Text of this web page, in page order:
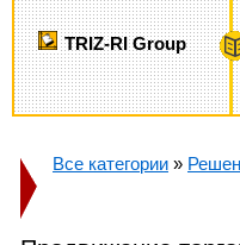
TRIZ-RI Group
Все категории »